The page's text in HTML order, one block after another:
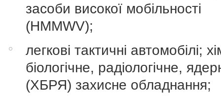
засоби високої мобільності
(HMMWV);
легкові тактичні автомобілі;
біологічне, радіологічне,
(ХБРЯ) захисне обладнання;